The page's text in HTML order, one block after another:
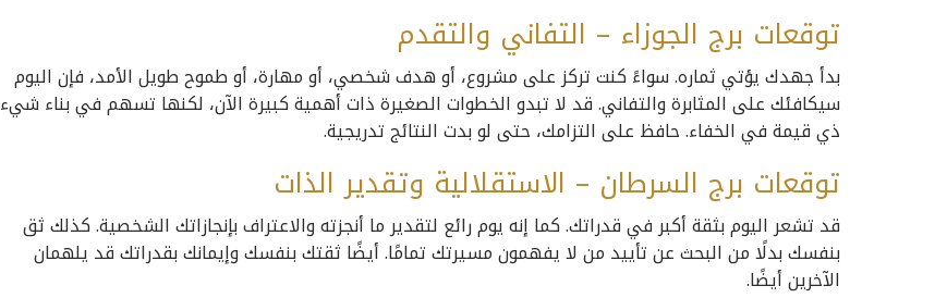
توقعات برج الجوزاء – التفاني والتقدم
بدأ جهدك يؤتي ثماره. سواءً كنت تركز على مشروع، أو هدف شخصي، أو مهارة، أو طموح طويل الأمد، فإن اليوم
سيكافئك على المثابرة والتفاني. قد لا تبدو الخطوات الصغيرة ذات أهمية كبيرة الآن، لكنها تسهم في بناء شيء
ذي قيمة في الخفاء. حافظ على التزامك، حتى لو بدت النتائج تدريجية.
توقعات برج السرطان – الاستقلالية وتقدير الذات
قد تشعر اليوم بثقة أكبر في قدراتك. كما إنه يوم رائع لتقدير ما أنجزته والاعتراف بإنجازاتك الشخصية. كذلك ثق
بنفسك بدلًا من البحث عن تأييد من لا يفهمون مسيرتك تمامًا. أيضًا ثقتك بنفسك وإيمانك بقدراتك قد يلهمان
الآخرين أيضًا.